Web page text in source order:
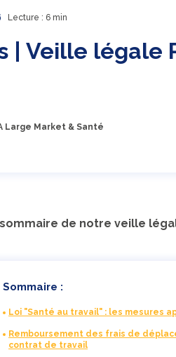
Lecture : 6 min
| Veille légale
Large Market & Santé
de notre veille
Sommaire :
Loi "Santé au travail" : les mesures
Remboursement des frais de
contrat de travail